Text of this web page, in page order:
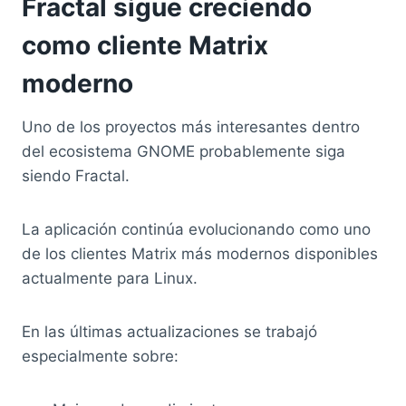
Fractal sigue creciendo
como cliente Matrix
moderno
Uno de los proyectos más interesantes dentro
del ecosistema GNOME probablemente siga
siendo Fractal.
La aplicación continúa evolucionando como uno
de los clientes Matrix más modernos disponibles
actualmente para Linux.
En las últimas actualizaciones se trabajó
especialmente sobre: